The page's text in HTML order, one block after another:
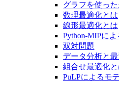
グラフを使っ
数理最適化とは
線形最適化とは
Python-MIPに
双対問題
データ分析と
組合せ最適化と
PuLPによるモ